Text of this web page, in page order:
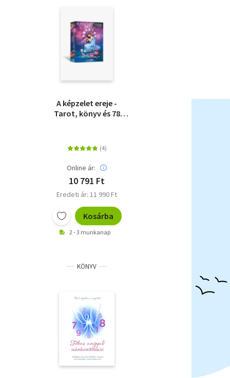
A képzelet ereje -
Tarot, könyv és 78
Online ár:
10 791 Ft
Eredeti ár: 11 990 Ft
Kosárba
2 - 3 munkanap
KÖNYV